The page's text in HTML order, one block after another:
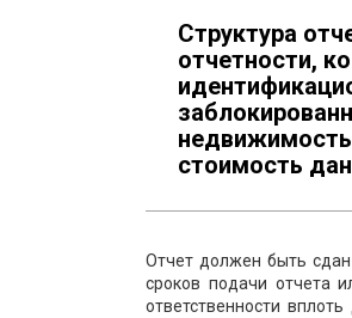
Структура
отчетности,
стоимость
Отчет должен быть
сроков подачи отчета
ответственности